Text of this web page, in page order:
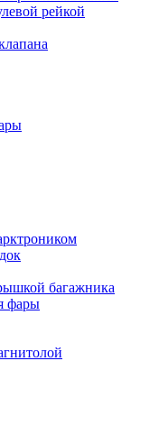
рейкой
багажника
фары